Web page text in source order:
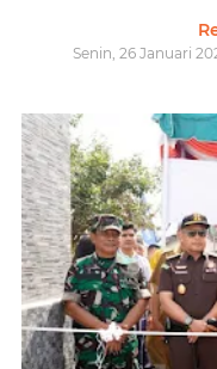
Senin, 26 Januari